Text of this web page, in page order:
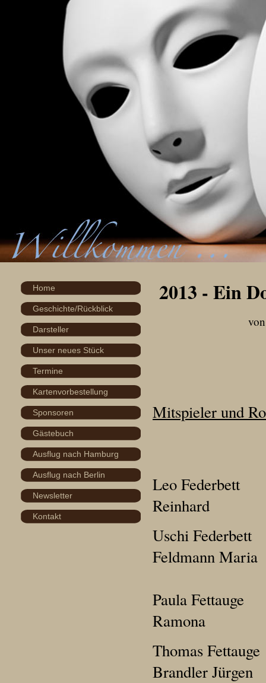
Home
Geschichte/Rückblick
Darsteller
Unser neues Stück
Termine
Kartenvorbestellung
Sponsoren
Gästebuch
Ausflug nach Hamburg
Ausflug nach Berlin
Newsletter
Kontakt
2013 - Ein
von Erich
Mitspieler und
Leo
Reinhard
Uschi Federbett
Feldmann Maria
Paula
Ramona
Thomas
Brandler Jürgen